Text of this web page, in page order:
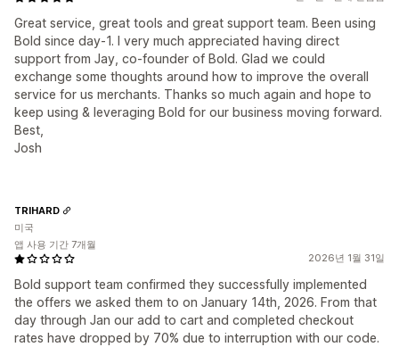
Great service, great tools and great support team. Been using
Bold since day-1. I very much appreciated having direct
support from Jay, co-founder of Bold. Glad we could
exchange some thoughts around how to improve the overall
service for us merchants. Thanks so much again and hope to
keep using & leveraging Bold for our business moving forward.
Best,
Josh
2026년 1월 31일
Bold support team confirmed they successfully implemented
the offers we asked them to on January 14th, 2026. From that
day through Jan our add to cart and completed checkout
rates have dropped by 70% due to interruption with our code.
TRIHARD
미국
앱 사용 기간 7개월